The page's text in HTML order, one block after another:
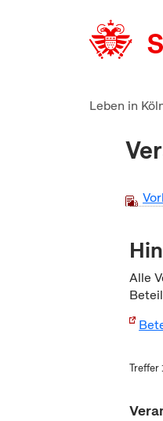
Leben in
Alle
Treffer